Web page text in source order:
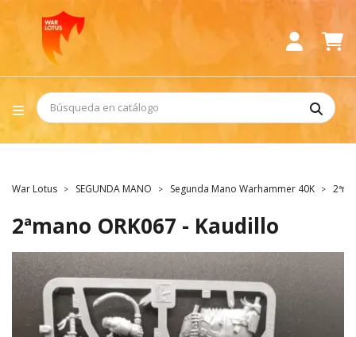
War Lotus SEGUNDA MANO Segunda Mano Warhammer 40K
2ªmano ORK067 - Kaudillo